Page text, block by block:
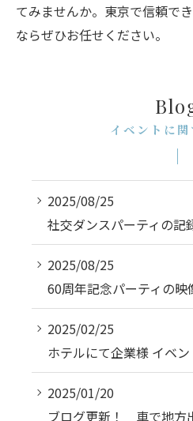
てみませんか。東京で信頼で
ならぜひお任せください。
イベントに
2025/08/25
社交ダンスパーティの記
2025/08/25
60周年記念パーティの映
2025/02/25
ホテルにて企業様 イベン
2025/01/20
ブログ更新！ 車で地方